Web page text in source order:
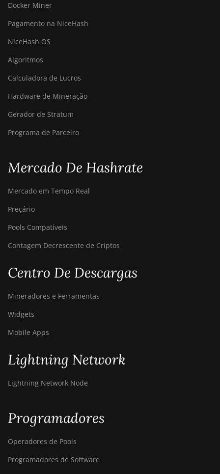
Docker Miner
Pagamento na NiceHash
NiceHash OS
Algoritmos
Calculadora de Lucros
Hardware de Mineração
Gerador de Stratum
Programa de Parceiro
Mercado De Hashrate
Mercado em Tempo Real
Preçário
Pools Compatíveis
Contagem Decrescente de Criptos
Centro De Descargas
Mineradores e Ferramentas
Widgets
Mobile Apps
Lightning Network
Lightning Network Node
Programadores
Operadores de Pools
Programadores de Software